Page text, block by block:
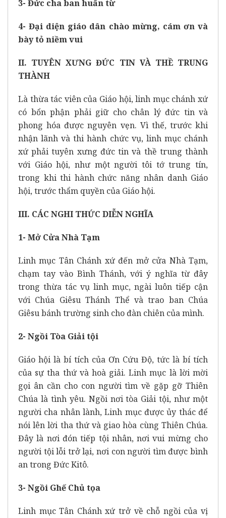
3- Đức cha ban huấn từ
4- Đại diện giáo dân chào mừng, cám ơn và
bày tỏ niềm vui
II. TUYÊN XƯNG ĐỨC TIN VÀ THỀ TRUNG
THÀNH
Là thừa tác viên của Giáo hội, linh mục chánh xứ
có bổn phận phải giữ cho chân lý đức tin và
phong hóa được nguyên vẹn. Vì thế, trước khi
nhận lãnh và thi hành chức vụ, linh mục chánh
xứ phải tuyên xưng đức tin và thề trung thành
với Giáo hội, như một người tôi tớ trung tín,
trong khi thi hành chức năng nhân danh Giáo
hội, trước thẩm quyền của Giáo hội.
III. CÁC NGHI THỨC DIỄN NGHĨA
1- Mở Cửa Nhà Tạm
Linh mục Tân Chánh xứ đến mở cửa Nhà Tạm,
chạm tay vào Bình Thánh, với ý nghĩa từ đây
trong thừa tác vụ linh mục, ngài luôn tiếp cận
với Chúa Giêsu Thánh Thể và trao ban Chúa
Giêsu bánh trường sinh cho đàn chiên của mình.
2- Ngồi Tòa Giải tội
Giáo hội là bí tích của Ơn Cứu Độ, tức là bí tích
của sự tha thứ và hoà giải. Linh mục là lời mời
gọi ân cần cho con người tìm về gặp gỡ Thiên
Chúa là tình yêu. Ngồi nơi tòa Giải tội, như một
người cha nhân lành, Linh mục được ủy thác để
nói lên lời tha thứ và giao hòa cùng Thiên Chúa.
Đây là nơi đón tiếp tội nhân, nơi vui mừng cho
người tội lỗi trở lại, nơi con người tìm được bình
an trong Đức Kitô.
3- Ngồi Ghế Chủ tọa
Linh mục Tân Chánh xứ trở về chỗ ngồi của vị